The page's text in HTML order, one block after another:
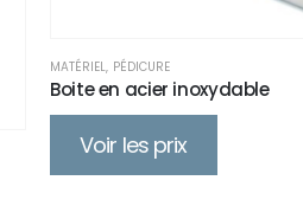
MATÉRIEL, PÉDICURE
Boite en acier inoxydable
Voir les prix